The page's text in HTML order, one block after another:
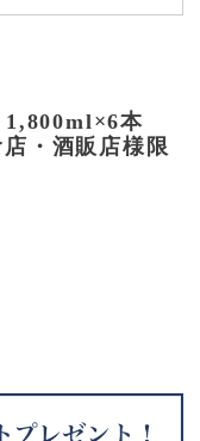
本
・酒販店様限